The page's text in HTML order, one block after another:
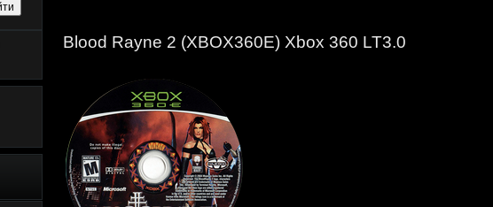
Blood Rayne 2 (XBOX360E) Xbox 360 LT3.0